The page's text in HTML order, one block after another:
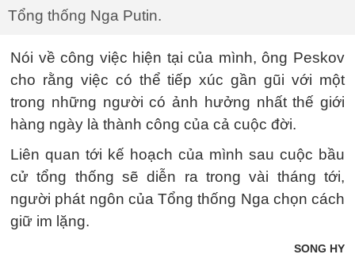
Tổng thống Nga Putin.
Nói về công việc hiện tại của mình, ông Peskov
cho rằng việc có thể tiếp xúc gần gũi với một
trong những người có ảnh hưởng nhất thế giới
hàng ngày là thành công của cả cuộc đời.
Liên quan tới kế hoạch của mình sau cuộc bầu
cử tổng thống sẽ diễn ra trong vài tháng tới,
người phát ngôn của Tổng thống Nga chọn cách
giữ im lặng.
SONG HY